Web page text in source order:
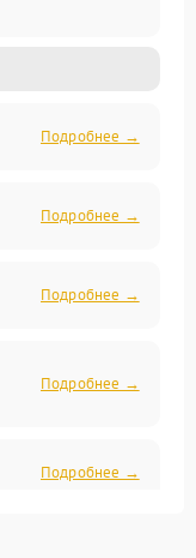
Подробнее →
Подробнее →
Подробнее →
Подробнее →
Подробнее →